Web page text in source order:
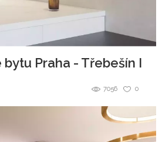
Praha - Třebešín I
0
7056